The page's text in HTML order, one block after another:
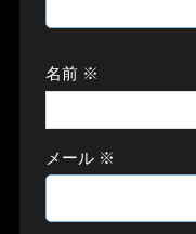
名前 ※
メール ※